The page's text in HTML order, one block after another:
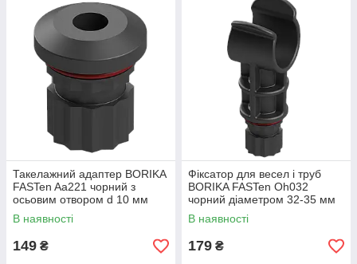
Такелажний адаптер BORIKA
FASTen Aa221 чорний з
осьовим отвором d 10 мм
(01.13.006.01.01)
В наявності
149 ₴
Фіксатор для весел і труб
BORIKA FASTen Oh032
чорний діаметром 32-35 мм
(01.13.005.01.01)
В наявності
179 ₴